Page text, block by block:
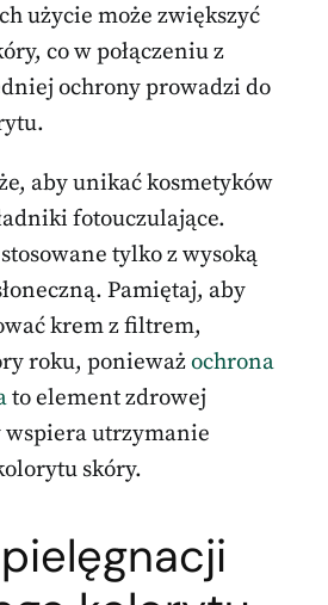
użycie może zwiększyć
co w połączeniu z
ochrony prowadzi do
aby unikać kosmetyków
fotouczulające.
tylko z wysoką
Pamiętaj, aby
krem z filtrem,
roku, ponieważochrona
to element zdrowej
utrzymanie
skóry.